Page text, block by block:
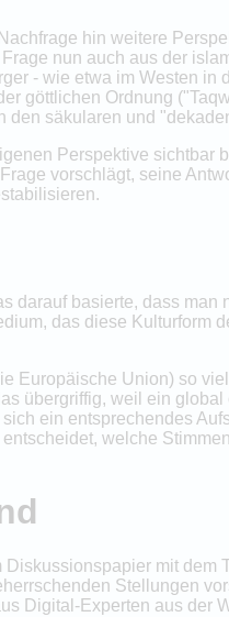
hin weitere
nun auch aus der
- wie etwa im Westen in
göttlichen Ordnung
den säkularen und
Perspektive sichtbar
vorschlägt, seine
darauf basierte, dass man
das diese Kulturform
Europäische Union) so
übergriffig, weil ein global
ein entsprechendes
welche
mit dem
Stellungen
Digital-Experten aus der